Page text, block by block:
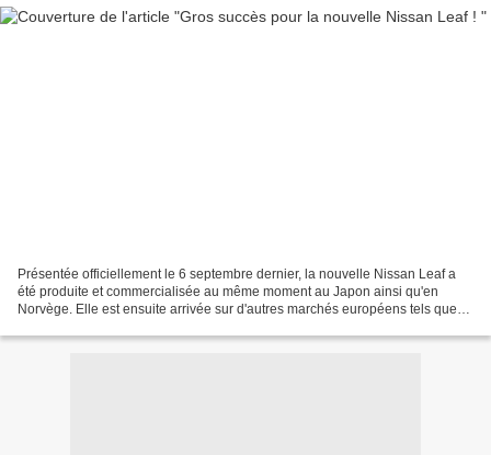
Présentée officiellement le 6 septembre dernier, la nouvelle Nissan Leaf a
été produite et commercialisée au même moment au Japon ainsi qu'en
Norvège. Elle est ensuite arrivée sur d'autres marchés européens tels que